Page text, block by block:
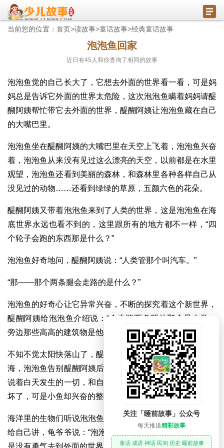
当前您的位置： 首页>读故事>童话故事>经典童话故事
泡泡鱼回家
近日有45 人和你查询了相同的故事
泡泡鱼觉的自己长大了，它想去外面的世界看一看，可是妈
妈总是告诉它外面的世界太危险，这次泡泡鱼瞒着妈妈请醍
醐阿姨帮忙带它去外面的世界，醍醐阿姨让泡泡鱼藏在自己
的大嘴巴里。
泡泡鱼坐在醍醐阿姨的大嘴巴里在天空上飞着，泡泡鱼兴奋
着，泡泡鱼从来没有见过这么漂亮的天空，以前都是在水里
观望，泡泡鱼还看到美丽的森林，和森林里各种各样自己从
没见过的动物……还看到绿绿的草原，五颜六色的花朵。
醍醐阿姨又带着泡泡鱼来到了人类的世界，这是泡泡鱼在海
底世界永远也看不到的，这里跟所有的地方都不一样，“四
个轮子会跑的东西那是什么？”
泡泡鱼好奇地问，醍醐阿姨说：“人类管那个叫汽车。”
“那——那个两条腿会走路的是什么？”
泡泡鱼的好奇心让它异常兴奋，不断的探究着这个新世界，
醍醐阿姨给泡泡鱼介绍说：“会走路两条腿的那个是人类，
旁边那些高高的建筑物是他们住的房子。”
不知不觉太阳快落山了，醍醐阿姨带着泡泡鱼急忙赶回到大
海，泡泡鱼告别醍醐阿姨后回到妈妈的身边，骄傲的对妈妈
说着白天发生的一切，和自己所看到的东西，鱼妈妈听后吓
坏了，可是小鱼却兴奋的整晚睡不着。
海洋里的生物们听说泡泡鱼去到外面的世界，都来找泡泡鱼
给自己讲，龟爷爷说：“泡泡鱼你真勇敢，我都120岁了，还
是没有勇气去到外面的世界，你真是个小勇士。”
关注「睡前故事」公众号
每天推送精彩故事
童话 成语 神话 民间 历史 睡前故事